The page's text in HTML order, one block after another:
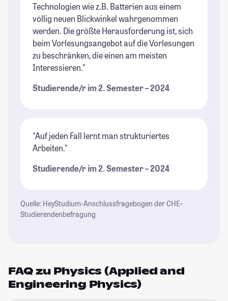
Technologien wie z.B. Batterien aus einem
völlig neuen Blickwinkel wahrgenommen
werden. Die größte Herausforderung ist, sich
beim Vorlesungsangebot auf die Vorlesungen
zu beschränken, die einen am meisten
Interessieren."
Studierende/r im 2. Semester – 2024
"Auf jeden Fall lernt man strukturiertes
Arbeiten."
Studierende/r im 2. Semester – 2024
Quelle: HeyStudium-Anschlussfragebogen der CHE-
Studierendenbefragung
FAQ zu Physics (Applied and
Engineering Physics)